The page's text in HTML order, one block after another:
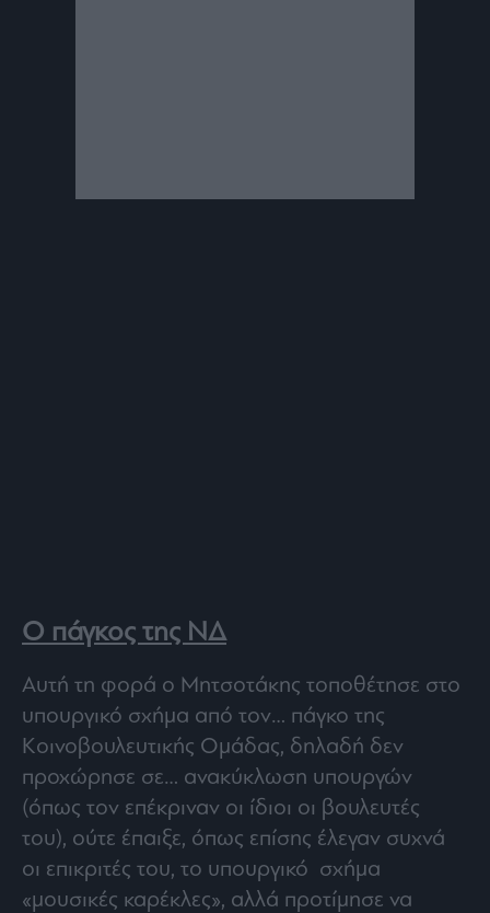
Ο πάγκος της ΝΔ
Αυτή τη φορά ο Μητσοτάκης τοποθέτησε στο
υπουργικό σχήμα από τον… πάγκο της
Κοινοβουλευτικής Ομάδας, δηλαδή δεν
προχώρησε σε… ανακύκλωση υπουργών
(όπως τον επέκριναν οι ίδιοι οι βουλευτές
του), ούτε έπαιξε, όπως επίσης έλεγαν συχνά
οι επικριτές του, το υπουργικό σχήμα
«μουσικές καρέκλες», αλλά προτίμησε να